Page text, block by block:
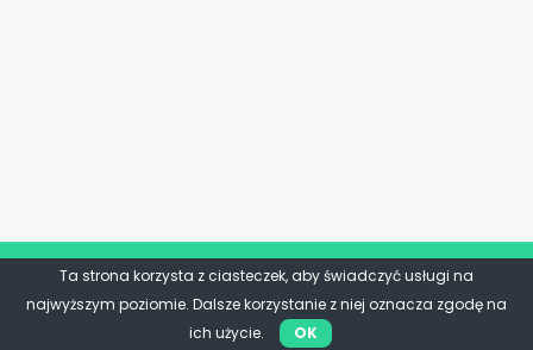
Ta strona korzysta z ciasteczek, aby świadczyć usługi na
najwyższym poziomie. Dalsze korzystanie z niej oznacza zgodę na
ich użycie.
OK